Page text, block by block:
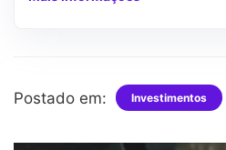
Postado em: Investimentos